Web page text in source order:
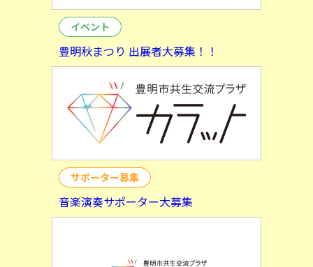
イベント
豊明秋まつり 出展者大募集！！
サポーター募集
音楽演奏サポーター大募集